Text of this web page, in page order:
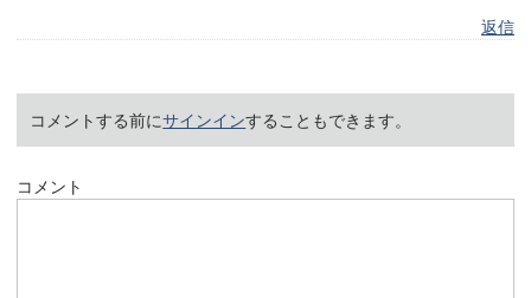
返信
コメントする前にサインインすることもできます。
コメント